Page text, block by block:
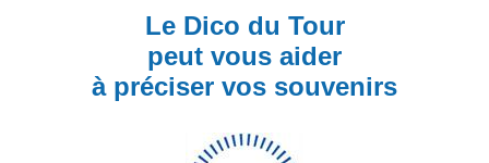
Le Dico du Tour
peut vous aider
à préciser vos souvenirs